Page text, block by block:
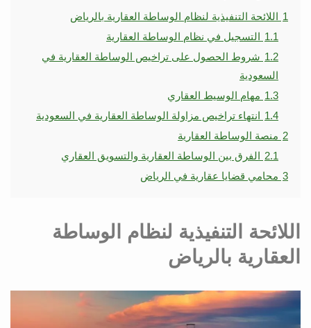
1 اللائحة التنفيذية لنظام الوساطة العقارية بالرياض
1.1 التسجيل في نظام الوساطة العقارية
1.2 شروط الحصول على تراخيص الوساطة العقارية في
السعودية
1.3 مهام الوسيط العقاري
1.4 انتهاء تراخيص مزاولة الوساطة العقارية في السعودية
2 منصة الوساطة العقارية
2.1 الفرق بين الوساطة العقارية والتسويق العقاري
3 محامي قضايا عقارية في الرياض
اللائحة التنفيذية لنظام الوساطة
العقارية بالرياض